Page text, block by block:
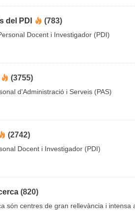
del PDI (783)
Docent i Investigador (PDI)
(3755)
d'Administració i Serveis (PAS)
(2742)
Docent i Investigador (PDI)
(820)
són centres de gran rellevància i